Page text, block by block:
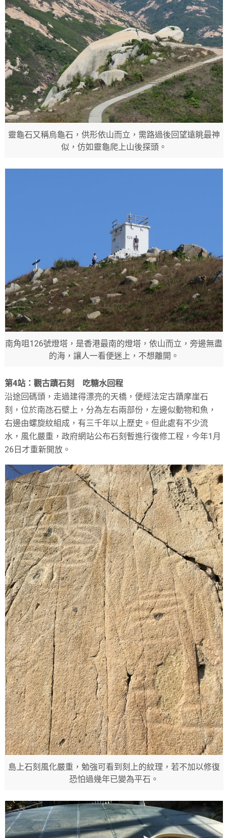
靈龜石又稱烏龜石，供形依山而立，需路過後回望遠眺最神
似，仿如靈龜爬上山後探頭。
南角咀126號燈塔，是香港最南的燈塔，依山而立，旁邊無盡
的海，讓人一看便迷上，不想離開。
第4站：觀古蹟石刻 吃糖水回程
沿途回碼頭，走過建得漂亮的天橋，便經法定古蹟摩崖石
刻，位於南氹石壁上，分為左右兩部份，左邊似動物和魚，
右邊由螺旋紋組成，有三千年以上歷史。但此處有不少流
水，風化嚴重，政府網站公布石刻暫進行復修工程，今年1月
26日才重新開放。
島上石刻風化嚴重，勉強可看到刻上的紋理，若不加以修復
恐怕過幾年已變為平石。